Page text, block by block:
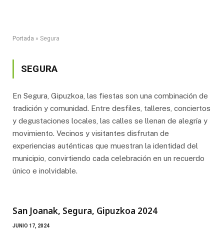
Portada » Segura
SEGURA
En Segura, Gipuzkoa, las fiestas son una combinación de
tradición y comunidad. Entre desfiles, talleres, conciertos
y degustaciones locales, las calles se llenan de alegría y
movimiento. Vecinos y visitantes disfrutan de
experiencias auténticas que muestran la identidad del
municipio, convirtiendo cada celebración en un recuerdo
único e inolvidable.
San Joanak, Segura, Gipuzkoa 2024
JUNIO 17, 2024